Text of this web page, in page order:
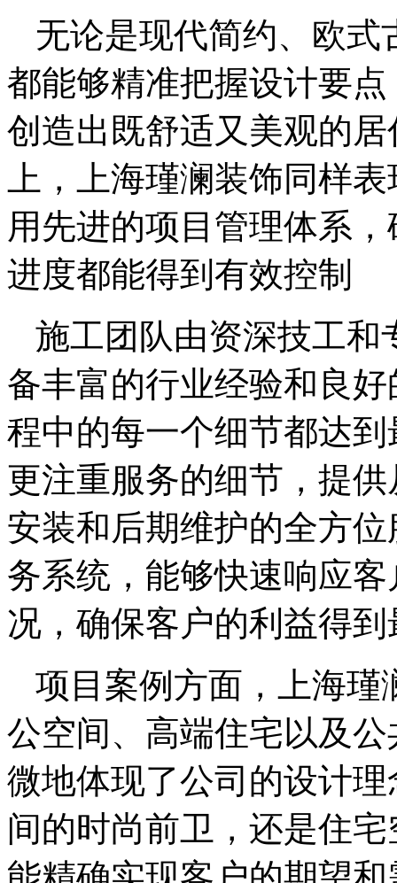
无论是现代简约、欧
都能够精准把握设计要
创造出既舒适又美观的
上，上海瑾澜装饰同样
用先进的项目管理体系
进度都能得到有效控制
施工团队由资深技工和
备丰富的行业经验和良
程中的每一个细节都达
更注重服务的细节，提
安装和后期维护的全方
务系统，能够快速响应
况，确保客户的利益得
项目案例方面，上海瑾
公空间、高端住宅以及
微地体现了公司的设计
间的时尚前卫，还是住